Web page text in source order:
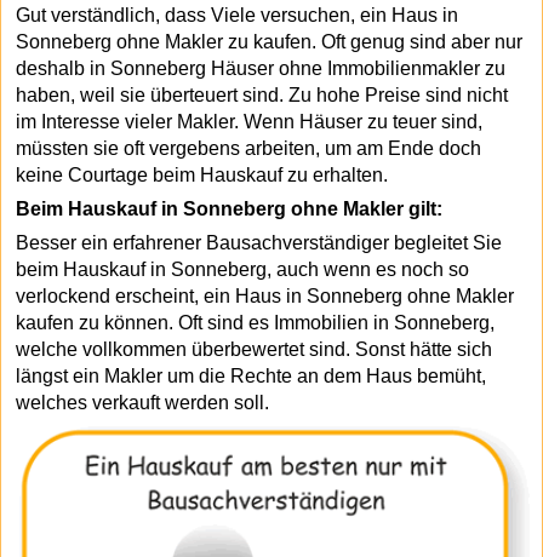
Gut verständlich, dass Viele versuchen, ein Haus in
Sonneberg ohne Makler zu kaufen. Oft genug sind aber nur
deshalb in Sonneberg Häuser ohne Immobilienmakler zu
haben, weil sie überteuert sind. Zu hohe Preise sind nicht
im Interesse vieler Makler. Wenn Häuser zu teuer sind,
müssten sie oft vergebens arbeiten, um am Ende doch
keine Courtage beim Hauskauf zu erhalten.
Beim Hauskauf in Sonneberg ohne Makler gilt:
Besser ein erfahrener Bausachverständiger begleitet Sie
beim Hauskauf in Sonneberg, auch wenn es noch so
verlockend erscheint, ein Haus in Sonneberg ohne Makler
kaufen zu können. Oft sind es Immobilien in Sonneberg,
welche vollkommen überbewertet sind. Sonst hätte sich
längst ein Makler um die Rechte an dem Haus bemüht,
welches verkauft werden soll.